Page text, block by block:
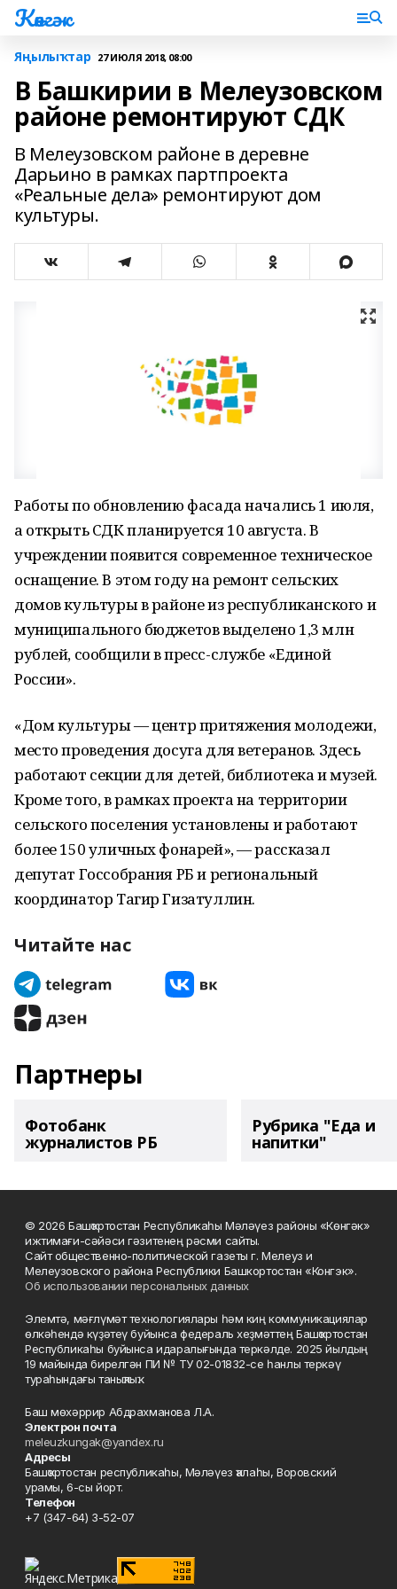
Көнгәк
Яңылыҡтар 27 ИЮЛЯ 2018, 08:00
В Башкирии в Мелеузовском
районе ремонтируют СДК
В Мелеузовском районе в деревне
Дарьино в рамках партпроекта
«Реальные дела» ремонтируют дом
культуры.
Работы по обновлению фасада начались 1 июля,
а открыть СДК планируется 10 августа. В
учреждении появится современное техническое
оснащение. В этом году на ремонт сельских
домов культуры в районе из республиканского и
муниципального бюджетов выделено 1,3 млн
рублей, сообщили в пресс-службе «Единой
России».
«Дом культуры — центр притяжения молодежи,
место проведения досуга для ветеранов. Здесь
работают секции для детей, библиотека и музей.
Кроме того, в рамках проекта на территории
сельского поселения установлены и работают
более 150 уличных фонарей», — рассказал
депутат Госсобрания РБ и региональный
координатор Тагир Гизатуллин.
Читайте нас
Партнеры
Фотобанк
журналистов РБ
Рубрика "Еда и
напитки"
© 2026 Башҡортостан Республикаһы Мәләүез районы «Көнгәк»
ижтимағи-сәйәси гәзитенең рәсми сайты.
Сайт общественно-политической газеты г. Мелеуз и
Мелеузовского района Республики Башкортостан «Конгэк».
Об использовании персональных данных
Элемтә, мәғлүмәт технологиялары һәм киң коммуникациялар
өлкәһендә күҙәтеү буйынса федераль хеҙмәттең Башҡортостан
Республикаһы буйынса идаралығында теркәлде. 2025 йылдың
19 майында бирелгән ПИ № ТУ 02-01832-се һанлы теркәү
тураһындағы таныҡлыҡ.
Баш мөхәррир Абдрахманова Л.А.
Электрон почта
meleuzkungak@yandex.ru
Адресы
Башҡортостан республикаһы, Мәләүез ҡалаһы, Воровский
урамы, 6-сы йорт.
Телефон
+7 (347-64) 3-52-07